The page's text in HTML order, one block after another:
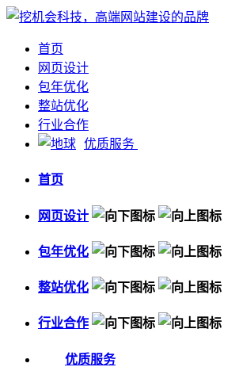
首页
网页设计
包年优化
整站优化
行业合作
优质服务
首页
网页设计
包年优化
整站优化
行业合作
优质服务